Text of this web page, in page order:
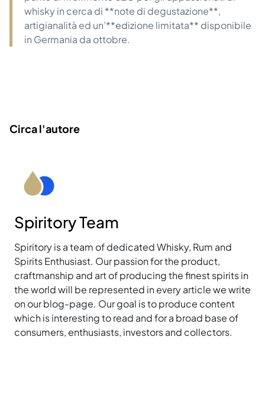
whisky in cerca di **note di degustazione**,
artigianalità ed un’**edizione limitata** disponibile
in Germania da ottobre.
Circa l'autore
Spiritory Team
Spiritory is a team of dedicated Whisky, Rum and
Spirits Enthusiast. Our passion for the product,
craftmanship and art of producing the finest spirits in
the world will be represented in every article we write
on our blog-page. Our goal is to produce content
which is interesting to read and for a broad base of
consumers, enthusiasts, investors and collectors.